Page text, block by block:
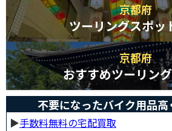
京都府
ツーリングスポッ
京都府
おすすめツーリン
不要になったバイク用品高
▶︎手数料無料の宅配買取